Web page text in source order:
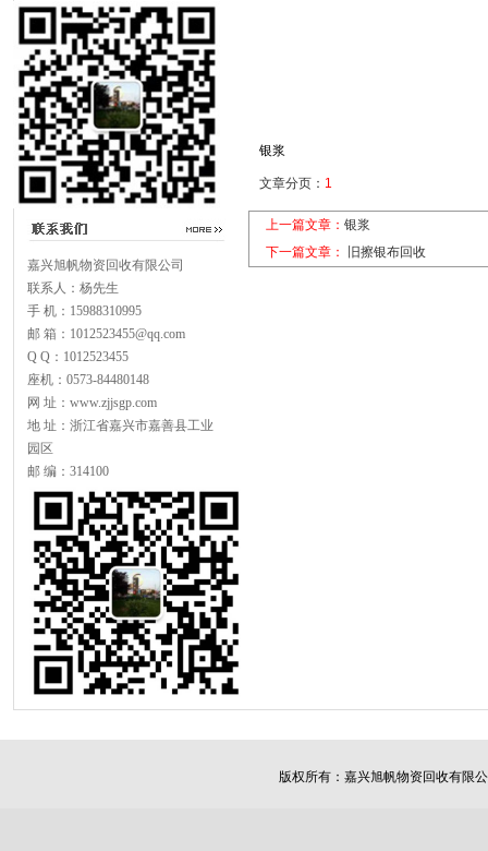
嘉兴旭帆物资回收有限公司
联系人：杨先生
手 机：15988310995
邮 箱：1012523455@qq.com
Q Q：1012523455
座机：0573-84480148
网 址：www.zjjsgp.com
地 址：浙江省嘉兴市嘉善县工业
园区
邮 编：314100
银浆
文章分页： 1
上一篇文章： 银浆
下一篇文章：
旧擦银布回收
版权所有： 嘉兴旭帆物资回收有限